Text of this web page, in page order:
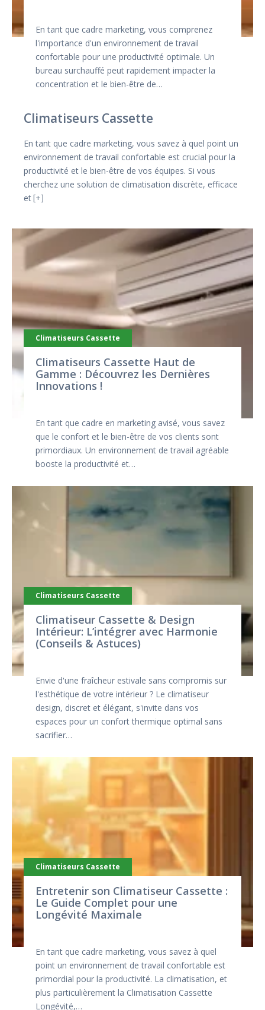
En tant que cadre marketing, vous comprenez
l'importance d'un environnement de travail
confortable pour une productivité optimale. Un
bureau surchauffé peut rapidement impacter la
concentration et le bien-être de…
Climatiseurs Cassette
En tant que cadre marketing, vous savez à quel point un
environnement de travail confortable est crucial pour la
productivité et le bien-être de vos équipes. Si vous
cherchez une solution de climatisation discrète, efficace
et +
Climatiseurs Cassette
Climatiseurs Cassette Haut de
Gamme : Découvrez les Dernières
Innovations !
En tant que cadre en marketing avisé, vous savez
que le confort et le bien-être de vos clients sont
primordiaux. Un environnement de travail agréable
booste la productivité et…
Climatiseurs Cassette
Climatiseur Cassette & Design
Intérieur: L’intégrer avec Harmonie
(Conseils & Astuces)
Envie d'une fraîcheur estivale sans compromis sur
l'esthétique de votre intérieur ? Le climatiseur
design, discret et élégant, s'invite dans vos
espaces pour un confort thermique optimal sans
sacrifier…
Climatiseurs Cassette
Entretenir son Climatiseur Cassette :
Le Guide Complet pour une
Longévité Maximale
En tant que cadre marketing, vous savez à quel
point un environnement de travail confortable est
primordial pour la productivité. La climatisation, et
plus particulièrement la Climatisation Cassette
Longévité,…